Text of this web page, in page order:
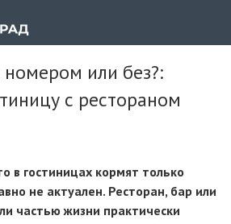
номером или без?:
с рестораном
в гостиницах кормят только
не актуален. Ресторан, бар или
частью жизни практически